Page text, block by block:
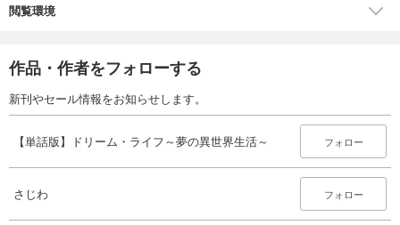
閲覧環境
作品・作者をフォローする
新刊やセール情報をお知らせします。
【単話版】ドリーム・ライフ～夢の異世界生活～ フォロー
さじわ フォロー